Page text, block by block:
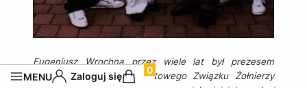
Eugeniusz Wrochna przez wiele lat był prezesem
gdyńskiego oddziału Światowego Związku Żołnierzy
MENU Zaloguj sięProdukty w koszyku: 0. Zobacz